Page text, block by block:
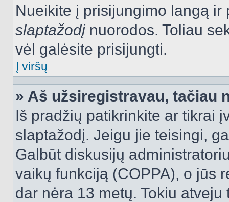
Nueikite į prisijungimo langą
slaptažodįnuorodos. Toliau
vėl galėsite prisijungti.
Į viršų
» Aš užsiregistravau, tačiau
Iš pradžių patikrinkite ar tikrai
slaptažodį. Jeigu jie teisingi,
Galbūt diskusijų
vaikų funkciją (COPPA), o jūs
dar nėra 13 metų. Tokiu